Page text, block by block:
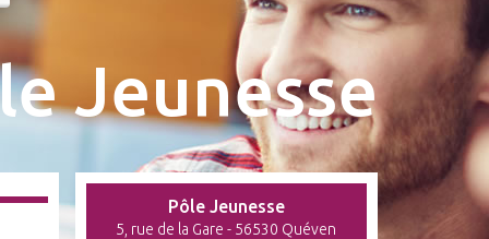
Jeunesse
Pôle Jeunesse
5, rue de la Gare - 56530 Quéven